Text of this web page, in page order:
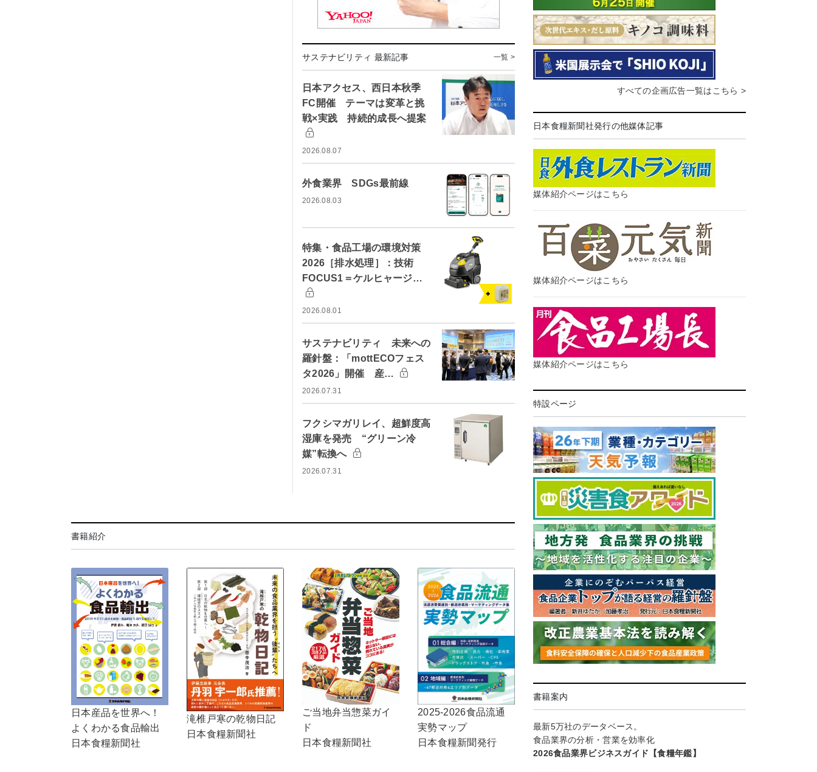
サステナビリティ 最新記事 一覧 >
日本アクセス、西日本秋季
FC開催 テーマは変革と挑
戦×実践 持続的成長へ提案
2026.08.07
外食業界 SDGs最前線
2026.08.03
特集・食品工場の環境対策
2026［排水処理］：技術
FOCUS1＝ケルヒャージ…
2026.08.01
サステナビリティ 未来への
羅針盤：「mottECOフェス
タ2026」開催 産…
2026.07.31
フクシマガリレイ、超鮮度高
湿庫を発売 “グリーン冷
媒”転換へ
2026.07.31
書籍紹介
日本産品を世界へ！
よくわかる食品輸出
日本食糧新聞社
滝椎戸寒の乾物日記
日本食糧新聞社
ご当地弁当惣菜ガイ
ド
日本食糧新聞社
2025-2026食品流通
実勢マップ
日本食糧新聞発行
すべての企画広告一覧はこちら >
日本食糧新聞社発行の他媒体記事
媒体紹介ページはこちら
媒体紹介ページはこちら
媒体紹介ページはこちら
特設ページ
書籍案内
最新5万社のデータベース。
食品業界の分析・営業を効率化
2026食品業界ビジネスガイド【食糧年鑑】